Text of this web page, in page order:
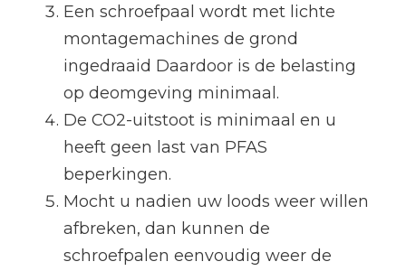
Een schroefpaal wordt met lichte
montagemachines de grond
ingedraaid Daardoor is de belasting
op deomgeving minimaal.
De CO2-uitstoot is minimaal en u
heeft geen last van PFAS
beperkingen.
Mocht u nadien uw loods weer willen
afbreken, dan kunnen de
schroefpalen eenvoudig weer de